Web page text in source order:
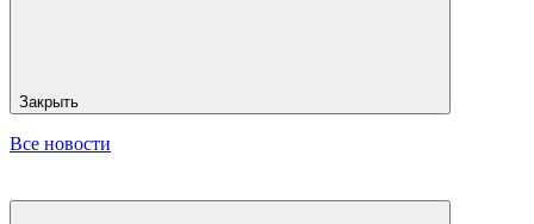
Закрыть
Все новости